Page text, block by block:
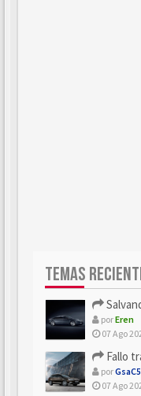
TEMAS
Salvando
porEren
07 Ago
Fallo
porGsaC5
07 Ago